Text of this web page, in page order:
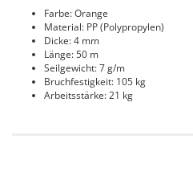
Farbe: Orange
Material: PP (Polypropylen)
Dicke: 4 mm
Länge: 50 m
Seilgewicht: 7 g/m
Bruchfestigkeit: 105 kg
Arbeitsstärke: 21 kg